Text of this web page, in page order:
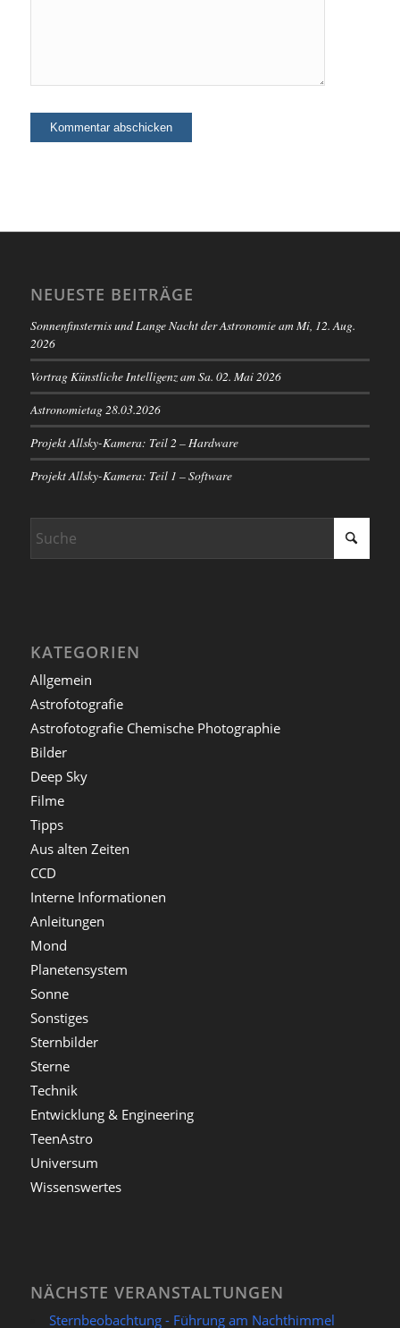
NEUESTE BEITRÄGE
Sonnenfinsternis und Lange Nacht der Astronomie am Mi, 12. Aug.
2026
Vortrag Künstliche Intelligenz am Sa. 02. Mai 2026
Astronomietag 28.03.2026
Projekt Allsky-Kamera: Teil 2 – Hardware
Projekt Allsky-Kamera: Teil 1 – Software
KATEGORIEN
Allgemein
Astrofotografie
Astrofotografie Chemische Photographie
Bilder
Deep Sky
Filme
Tipps
Aus alten Zeiten
CCD
Interne Informationen
Anleitungen
Mond
Planetensystem
Sonne
Sonstiges
Sternbilder
Sterne
Technik
Entwicklung & Engineering
TeenAstro
Universum
Wissenswertes
NÄCHSTE VERANSTALTUNGEN
Sternbeobachtung - Führung am Nachthimmel